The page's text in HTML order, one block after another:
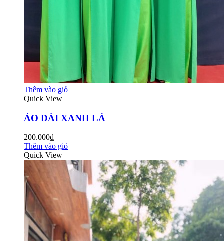
Thêm vào giỏ
Quick View
ÁO DÀI XANH LÁ
200.000₫
Thêm vào giỏ
Quick View